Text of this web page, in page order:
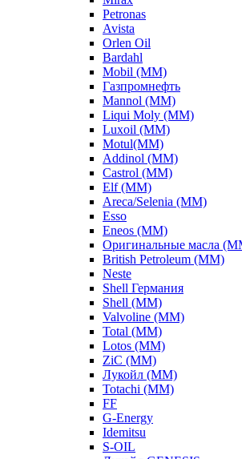
Petronas
Avista
Orlen Oil
Bardahl
Mobil (ММ)
Газпромнефть
Mannol (ММ)
Liqui Moly (ММ)
Luxoil (ММ)
Motul(ММ)
Addinol (ММ)
Castrol (ММ)
Elf (ММ)
Areca/Selenia (ММ)
Esso
Eneos (ММ)
Оригинальные масла
British Petroleum (ММ)
Neste
Shell Германия
Shell (ММ)
Valvoline (ММ)
Total (ММ)
Lotos (ММ)
ZiC (ММ)
Лукойл (ММ)
Totachi (MM)
FF
G-Energy
Idemitsu
S-OIL